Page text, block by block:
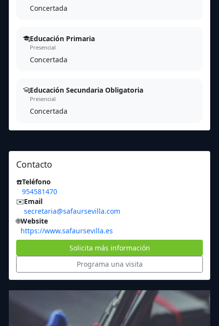
Concertada
Educación Primaria
Presencial
Concertada
Educación Secundaria Obligatoria
Presencial
Concertada
Contacto
☎️Teléfono
954581470
✉️Email
secretaria@safaursevilla.com
🌐Website
https://www.safaursevilla.es
Solicita más información
Programa una visita